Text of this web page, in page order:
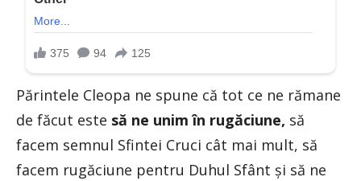
Părintele Cleopa ne spune că tot ce ne rămane
de făcut este să ne unim în rugăciune, să
facem semnul Sfintei Cruci cât mai mult, să
facem rugăciune pentru Duhul Sfânt și să ne